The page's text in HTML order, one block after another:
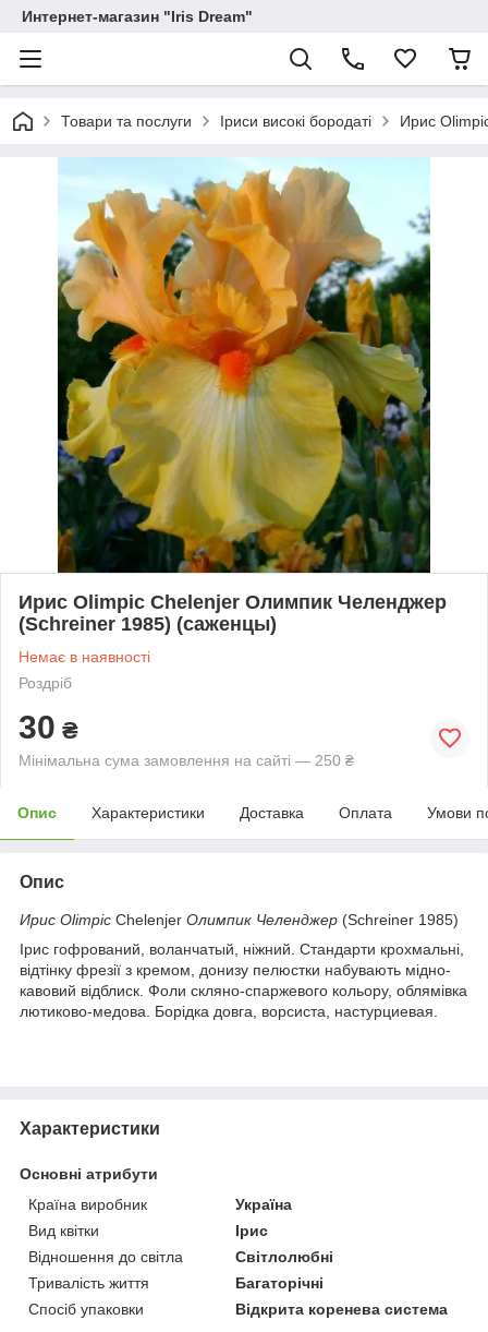
Интернет-магазин "Iris Dream"
Товари та послуги Іриси високі бородаті Ирис
Ирис Olimpic Chelenjer Олимпик Челенджер
(Schreiner 1985) (саженцы)
Немає в наявності
Роздріб
30 ₴
Мінімальна сума замовлення на сайті — 250 ₴
Опис Характеристики Доставка Оплата Умови
Опис
Ирис Olimpic Chelenjer Олимпик Челенджер (Schreiner 1985)
Ірис гофрований, воланчатый, ніжний. Стандарти крохмальні,
відтінку фрезії з кремом, донизу пелюстки набувають мідно-
кавовий відблиск. Фоли скляно-спаржевого кольору, облямівка
лютиково-медова. Борідка довга, ворсиста, настурциевая.
Характеристики
Основні атрибути
Країна виробник
Україна
Вид квітки
Ірис
Відношення до світла
Світлолюбні
Тривалість життя
Багаторічні
Спосіб упаковки
Відкрита коренева система